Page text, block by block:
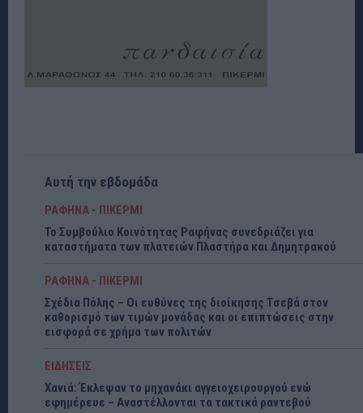
Αυτή την εβδομάδα
ΡΑΦΗΝΑ - ΠΙΚΕΡΜΙ
Το Συμβούλιο Κοινότητας Ραφήνας συνεδριάζει για
καταστήματα των πλατειών Πλαστήρα και Δημητρακού
ΡΑΦΗΝΑ - ΠΙΚΕΡΜΙ
Σχέδια Πόλης – Οι ευθύνες της διοίκησης Τσεβά στον
καθορισμό των τιμών μονάδας και οι επιπτώσεις στην
εισφορά σε χρήμα των πολιτών
ΕΙΔΗΣΕΙΣ
Χανιά: Έκλεψαν το μηχανάκι αγγειοχειρουργού ενώ
εφημέρευε – Αναστέλλονται τα τακτικά ραντεβού